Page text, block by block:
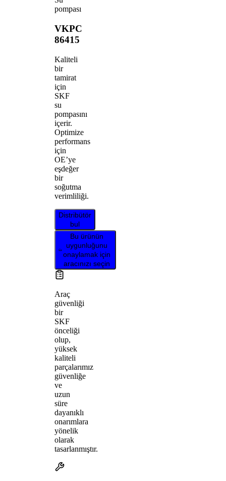
pompası
VKPC
86415
Kaliteli
bir
tamirat
için
SKF
su
pompasını
içerir.
Optimize
performans
için
OE’ye
eşdeğer
bir
soğutma
verimliliği.
Distribütör
bul
Bu ürünün
uygunluğunu
onaylamak için
aracınızı seçin
Araç
güvenliği
bir
SKF
önceliği
olup,
yüksek
kaliteli
parçalarımız
güvenliğe
ve
uzun
süre
dayanıklı
onarımlara
yönelik
olarak
tasarlanmıştır.